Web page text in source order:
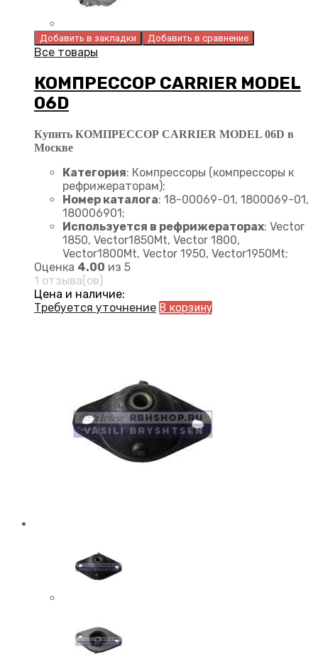
Добавить в закладки Добавить в сравнение
Все товары
КОМПРЕССОР CARRIER MODEL
06D
Купить КОМПРЕССОР CARRIER MODEL 06D в
Москве
Категория: Компрессоры (компрессоры к
рефрижераторам);
Номер каталога: 18-00069-01, 1800069-01,
180006901;
Используется в рефрижераторах: Vector
1850, Vector1850Mt, Vector 1800,
Vector1800Mt, Vector 1950, Vector1950Mt;
Оценка 4.00 из 5
1 отзыва(ов)
Цена и наличие:
Требуется уточнение В корзину